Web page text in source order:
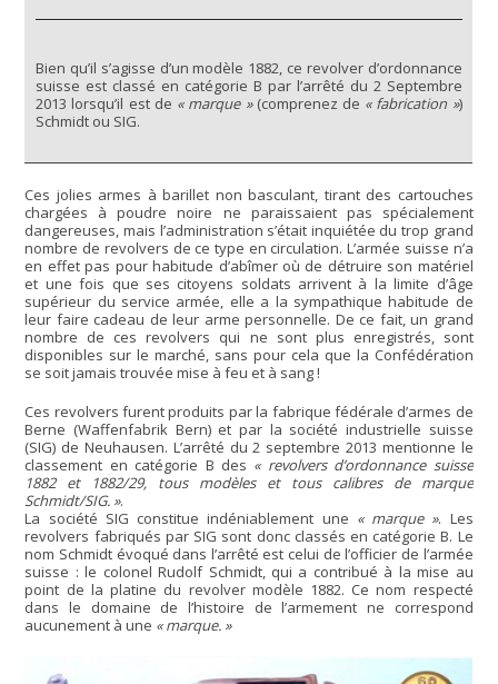
Bien qu’il s’agisse d’un modèle 1882, ce revolver d’ordonnance
suisse est classé en catégorie B par l’arrêté du 2 Septembre
2013 lorsqu’il est de « marque »(comprenez de « fabrication »)
Schmidt ou SIG.
Ces jolies armes à barillet non basculant, tirant des cartouches
chargées à poudre noire ne paraissaient pas spécialement
dangereuses, mais l’administration s’était inquiétée du trop grand
nombre de revolvers de ce type en circulation. L’armée suisse n’a
en effet pas pour habitude d’abîmer où de détruire son matériel
et une fois que ses citoyens soldats arrivent à la limite d’âge
supérieur du service armée, elle a la sympathique habitude de
leur faire cadeau de leur arme personnelle. De ce fait, un grand
nombre de ces revolvers qui ne sont plus enregistrés, sont
disponibles sur le marché, sans pour cela que la Confédération
se soit jamais trouvée mise à feu et à sang !
Ces revolvers furent produits par la fabrique fédérale d’armes de
Berne (Waffenfabrik Bern) et par la société industrielle suisse
(SIG) de Neuhausen. L’arrêté du 2 septembre 2013 mentionne le
classement en catégorie B des « revolvers d’ordonnance suisse
1882 et 1882/29, tous modèles et tous calibres de marque
Schmidt/SIG. ».
La société SIG constitue indéniablement une « marque ». Les
revolvers fabriqués par SIG sont donc classés en catégorie B. Le
nom Schmidt évoqué dans l’arrêté est celui de l’officier de l’armée
suisse : le colonel Rudolf Schmidt, qui a contribué à la mise au
point de la platine du revolver modèle 1882. Ce nom respecté
dans le domaine de l’histoire de l’armement ne correspond
aucunement à une « marque. »